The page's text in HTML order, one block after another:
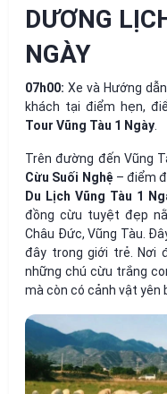
DƯƠNG
NGÀY
07h00: Xe và Hướng
khách tại điểm hẹn,
Tour Vũng Tàu 1 Ngày
Trên đường đến Vũng
Cừu Suối Nghệ – điểm
Du Lịch Vũng Tàu 1
đồng cừu tuyệt đẹp
Châu Đức, Vũng Tàu.
đây trong giới trẻ. Nơi
những chú cừu trắng
mà còn có cảnh vật yên